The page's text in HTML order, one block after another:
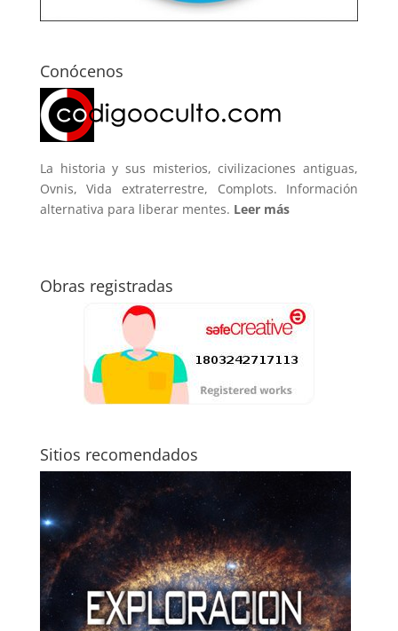
Conócenos
La historia y sus misterios, civilizaciones antiguas,
Ovnis, Vida extraterrestre, Complots. Información
alternativa para liberar mentes. Leer más
Obras registradas
Sitios recomendados